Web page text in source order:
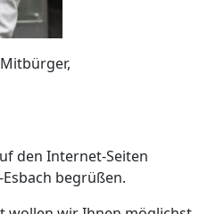
den Internet-Seiten
begrüßen.